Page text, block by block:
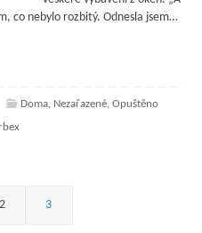
co nebylo rozbitý. Odnesla jsem…
Doma, Nezařazené, Opuštěno
2 3